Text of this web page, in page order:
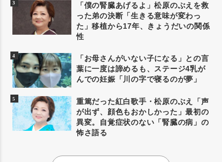
「僕の腎臓あげるよ」松原のぶえを救
った弟の決断「生きる意味が変わっ
た」移植から17年、きょうだいの関係
性
「お母さんがいない子になる」との言
葉に一度は諦めるも、ステージ4乳が
んでの妊娠「川の字で寝るのが夢」
重篤だった紅白歌手・松原のぶえ「声
が出ず、顔色もおかしかった」最初の
異変。自覚症状のない「腎臓の病」の
怖さ語る